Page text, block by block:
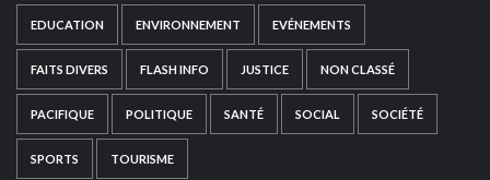
EDUCATION ENVIRONNEMENT EVÉNEMENTS
FAITS DIVERS FLASH INFO JUSTICE NON CLASSÉ
PACIFIQUE POLITIQUE SANTÉ SOCIAL SOCIÉTÉ
SPORTS TOURISME